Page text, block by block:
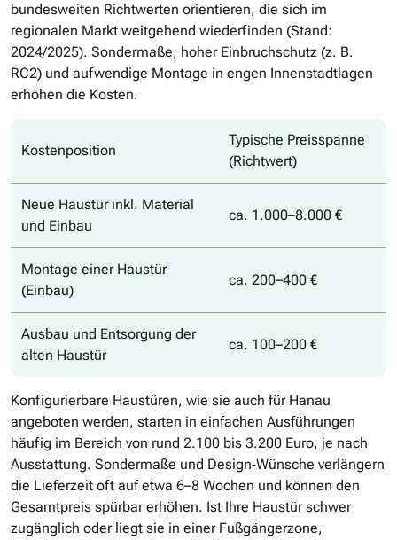
bundesweiten Richtwerten orientieren, die sich im
regionalen Markt weitgehend wiederfinden (Stand:
2024/2025). Sondermaße, hoher Einbruchschutz (z. B.
RC2) und aufwendige Montage in engen Innenstadtlagen
erhöhen die Kosten.
Kostenposition
Typische Preisspanne
(Richtwert)
Neue Haustür inkl. Material
und Einbau
ca. 1.000–8.000 €
Montage einer Haustür
(Einbau)
ca. 200–400 €
Ausbau und Entsorgung der
alten Haustür
ca. 100–200 €
Konfigurierbare Haustüren, wie sie auch für Hanau
angeboten werden, starten in einfachen Ausführungen
häufig im Bereich von rund 2.100 bis 3.200 Euro, je nach
Ausstattung. Sondermaße und Design‐Wünsche verlängern
die Lieferzeit oft auf etwa 6–8 Wochen und können den
Gesamtpreis spürbar erhöhen. Ist Ihre Haustür schwer
zugänglich oder liegt sie in einer Fußgängerzone,